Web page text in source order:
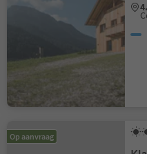
Op aanvraag